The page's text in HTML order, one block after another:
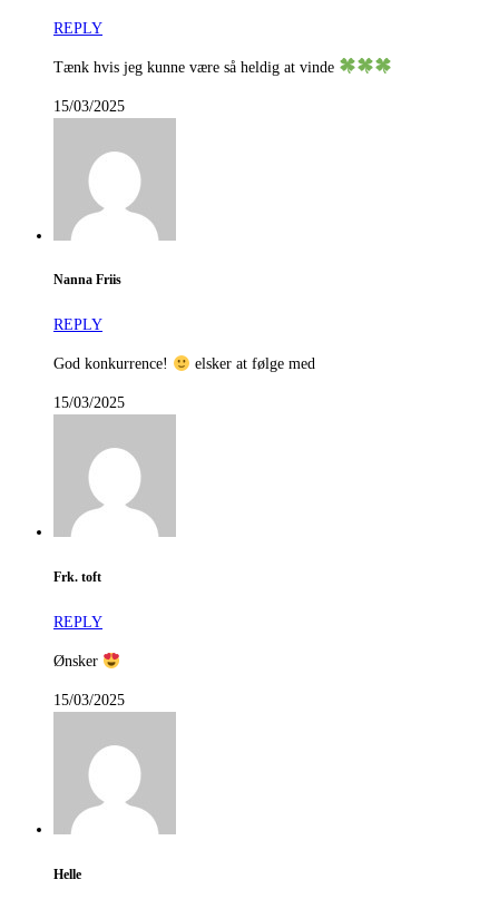
REPLY
Tænk hvis jeg kunne være så heldig at vinde
15/03/2025
Nanna Friis
REPLY
God konkurrence! elsker at følge med
15/03/2025
Frk. toft
REPLY
Ønsker
15/03/2025
Helle